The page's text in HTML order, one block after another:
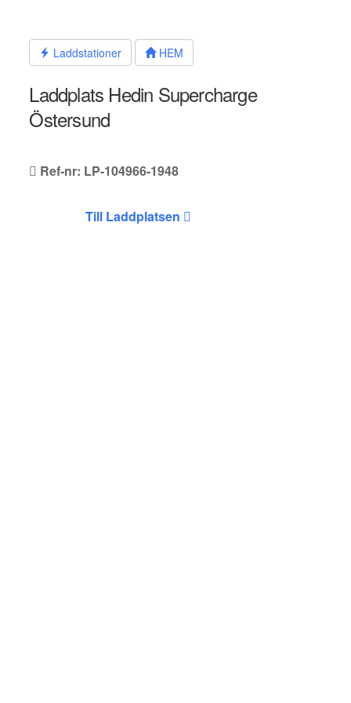
innehållet Laddstationer HEM
Laddplats Hedin Supercharge
Östersund
Ref-nr: LP-104966-1948
Till Laddplatsen